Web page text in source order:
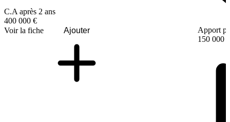
C.A après 2 ans
400 000 €
Voir la fiche
Ajouter
Apport
150 000 €